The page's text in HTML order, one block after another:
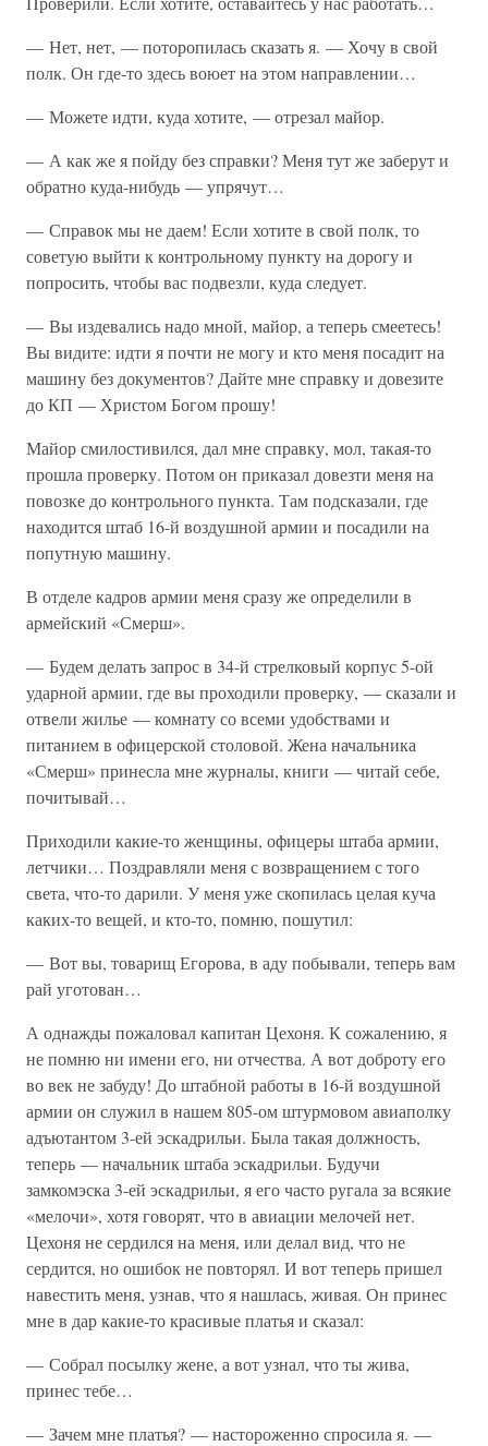
— Нет, нет, — поторопилась сказать я. — Хочу в свой
полк. Он где-то здесь воюет на этом направлении…
— Можете идти, куда хотите, — отрезал майор.
— А как же я пойду без справки? Меня тут же заберут и
обратно куда-нибудь — упрячут…
— Справок мы не даем! Если хотите в свой полк, то
советую выйти к контрольному пункту на дорогу и
попросить, чтобы вас подвезли, куда следует.
— Вы издевались надо мной, майор, а теперь смеетесь!
Вы видите: идти я почти не могу и кто меня посадит на
машину без документов? Дайте мне справку и довезите
до КП — Христом Богом прошу!
Майор смилостивился, дал мне справку, мол, такая-то
прошла проверку. Потом он приказал довезти меня на
повозке до контрольного пункта. Там подсказали, где
находится штаб 16-й воздушной армии и посадили на
попутную машину.
В отделе кадров армии меня сразу же определили в
армейский «Смерш».
— Будем делать запрос в 34-й стрелковый корпус 5-ой
ударной армии, где вы проходили проверку, — сказали и
отвели жилье — комнату со всеми удобствами и
питанием в офицерской столовой. Жена начальника
«Смерш» принесла мне журналы, книги — читай себе,
почитывай…
Приходили какие-то женщины, офицеры штаба армии,
летчики… Поздравляли меня с возвращением с того
света, что-то дарили. У меня уже скопилась целая куча
каких-то вещей, и кто-то, помню, пошутил:
— Вот вы, товарищ Егорова, в аду побывали, теперь вам
рай уготован…
А однажды пожаловал капитан Цехоня. К сожалению, я
не помню ни имени его, ни отчества. А вот доброту его
во век не забуду! До штабной работы в 16-й воздушной
армии он служил в нашем 805-ом штурмовом авиаполку
адъютантом 3-ей эскадрильи. Была такая должность,
теперь — начальник штаба эскадрильи. Будучи
замкомэска 3-ей эскадрильи, я его часто ругала за всякие
«мелочи», хотя говорят, что в авиации мелочей нет.
Цехоня не сердился на меня, или делал вид, что не
сердится, но ошибок не повторял. И вот теперь пришел
навестить меня, узнав, что я нашлась, живая. Он принес
мне в дар какие-то красивые платья и сказал:
— Собрал посылку жене, а вот узнал, что ты жива,
принес тебе…
— Зачем мне платья? — настороженно спросила я. —